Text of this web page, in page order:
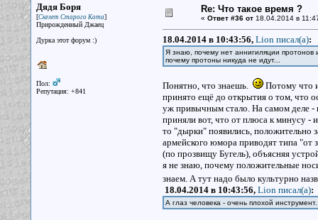
Дядя Боря
[Скелет Старого Кота]
Прирожденный Джаец
Дурка этот форум :)
Пол:
Репутация: +841
Re: Что такое время ?
« Ответ #36 от18.04.2014 в
18.04.2014 в 10:43:56, Lion писал(a):
Я знаю, почему нет аннигиляции
почему протоны никуда не идут...
Понятно, что знаешь.
Потому что
принято ещё до открытия о том, что
уж привычным стало. На самом деле -
приняли вот, что от плюса к минусу -
то "дырки" появились, положительно
армейского юмора приводят типа "от
(по прозвищу Бугель), объясняя
я не знаю, почему положительные
знаем. А тут надо было культурно
18.04.2014 в 10:43:56, Lion писал(a):
А глаз человека - очень плохой инструмент.